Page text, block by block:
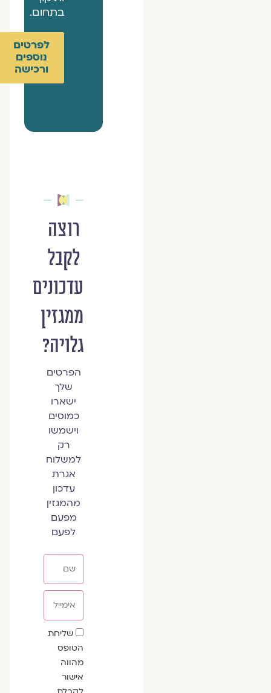
בתחום.
לפרטים
נוספים
ורכישה
רוצה
לקבל
עדכונים
ממגזין
גלויה?
הפרטים
שלך
ישארו
כמוסים
וישמשו
רק
למשלוח
אגרת
עדכון
מהמגזין
מפעם
לפעם
שדה
הסכמה
שליחת
הטופס
מהווה
אישור